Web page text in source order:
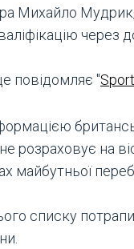
Михайло
через
повідомляє "
розраховує на
майбутньої
списку